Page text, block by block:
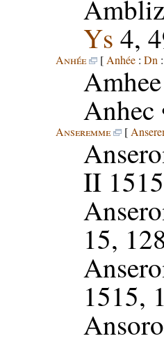
Ambliz
Ys 4,
Anhée [ Anhée: Dn :
Amhee
Anhec
Anseremme [
II
15,
1515,